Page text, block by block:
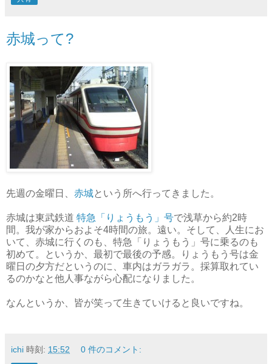
赤城って?
先週の金曜日、 赤城という所へ行ってきました。
赤城は東武鉄道 特急「りょうもう」号で浅草から約2時
間。我が家からおよそ4時間の旅。遠い。そして、人生にお
いて、赤城に行くのも、特急「りょうもう」号に乗るのも
初めて。というか、最初で最後の予感。りょうもう号は金
曜日の夕方だというのに、車内はガラガラ。採算取れてい
るのかなと他人事ながら心配になりました。
なんというか、皆が笑って生きていけると良いですね。
ichi 時刻: 15:52 0 件のコメント: